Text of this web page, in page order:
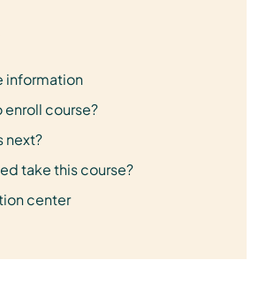
information
enroll course?
next?
take this course?
center